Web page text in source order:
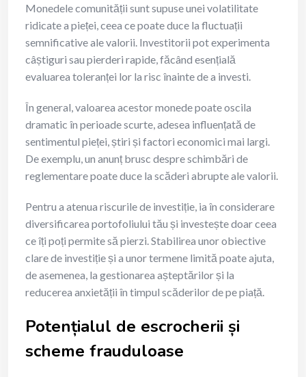
Monedele comunității sunt supuse unei volatilitate
ridicate a pieței, ceea ce poate duce la fluctuații
semnificative ale valorii. Investitorii pot experimenta
câștiguri sau pierderi rapide, făcând esențială
evaluarea toleranței lor la risc înainte de a investi.
În general, valoarea acestor monede poate oscila
dramatic în perioade scurte, adesea influențată de
sentimentul pieței, știri și factori economici mai largi.
De exemplu, un anunț brusc despre schimbări de
reglementare poate duce la scăderi abrupte ale valorii.
Pentru a atenua riscurile de investiție, ia în considerare
diversificarea portofoliului tău și investește doar ceea
ce îți poți permite să pierzi. Stabilirea unor obiective
clare de investiție și a unor termene limită poate ajuta,
de asemenea, la gestionarea așteptărilor și la
reducerea anxietății în timpul scăderilor de pe piață.
Potențialul de escrocherii și
scheme frauduloase